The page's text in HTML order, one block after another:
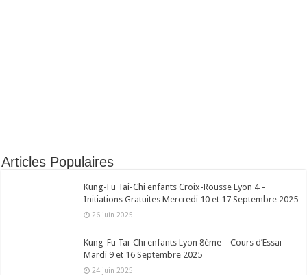
Articles Populaires
Kung-Fu Tai-Chi enfants Croix-Rousse Lyon 4 –
Initiations Gratuites Mercredi 10 et 17 Septembre 2025
26 juin 2025
Kung-Fu Tai-Chi enfants Lyon 8ème – Cours d’Essai
Mardi 9 et 16 Septembre 2025
24 juin 2025